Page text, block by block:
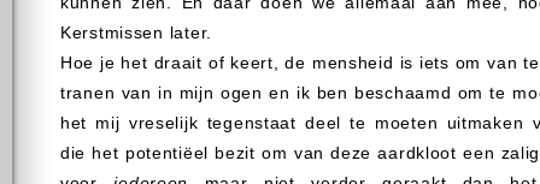
Kerstmissen later.
Hoe je het draait of keert, de mensheid is iets om van
tranen van in mijn ogen en ik ben beschaamd om te
het mij vreselijk tegenstaat deel te moeten uitmaken
die het potentiëel bezit om van deze aardkloot een